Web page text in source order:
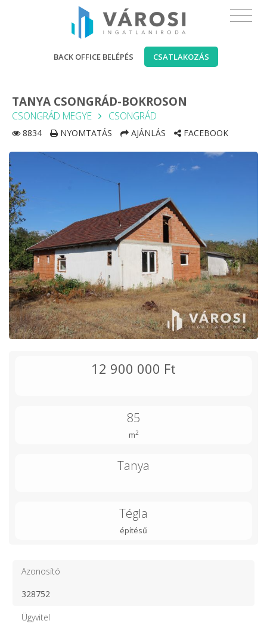
BACK OFFICE BELÉPÉS CSATLAKOZÁS
TANYA CSONGRÁD-BOKROSON
CSONGRÁD MEGYE CSONGRÁD
8834 NYOMTATÁS AJÁNLÁS FACEBOOK
12 900 000 Ft
85
m2
Tanya
Tégla
építésű
Azonosító
328752
Ügyvitel